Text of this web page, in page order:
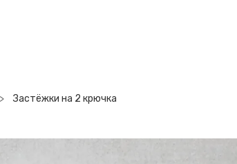
Застёжки на 2 крючка